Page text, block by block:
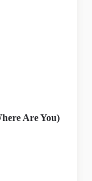
Are You)